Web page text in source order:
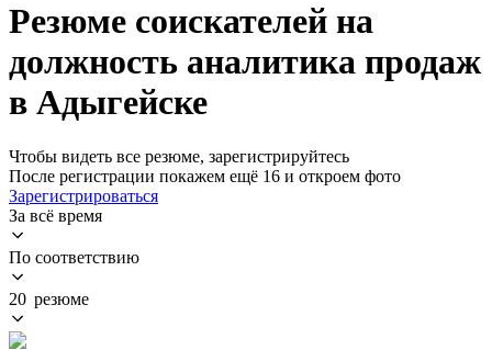
Резюме соискателей на
должность аналитика продаж
в Адыгейске
Чтобы видеть все резюме, зарегистрируйтесь
После регистрации покажем ещё 16 и откроем фото
Зарегистрироваться
За всё время
По соответствию
20 резюме